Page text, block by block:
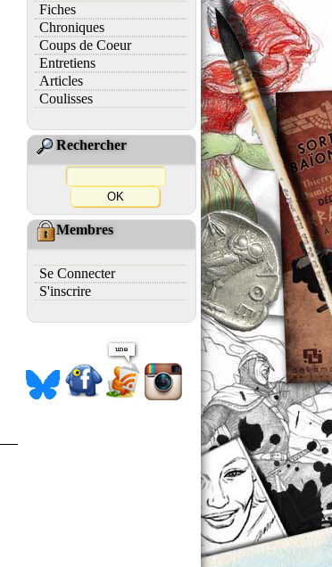
Fiches
Chroniques
Coups de Coeur
Entretiens
Articles
Coulisses
Rechercher
Membres
Se Connecter
S'inscrire